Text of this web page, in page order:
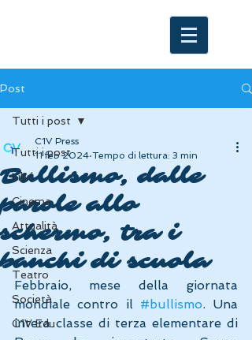
Post
Tutti i post
Libri
Cinema
Attualità
Scienza
Teatro
Società
C1V Edu
Tutti i post
Bullismo, dalle
parole allo
schermo, tra i
banchi di scuola
C1V Press
11 feb 2024 Tempo di lettura: 3 min
Febbraio, mese della giornata
mondiale contro il #bullismo. Una
intera classe di terza elementare di